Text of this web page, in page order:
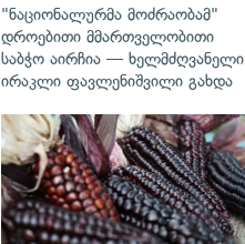
"ნაციონალურმა მოძრაობამ"
დროებითი მმართველობითი
საბჭო აირჩია — ხელმძღვანელი
ირაკლი ფავლენიშვილი გახდა